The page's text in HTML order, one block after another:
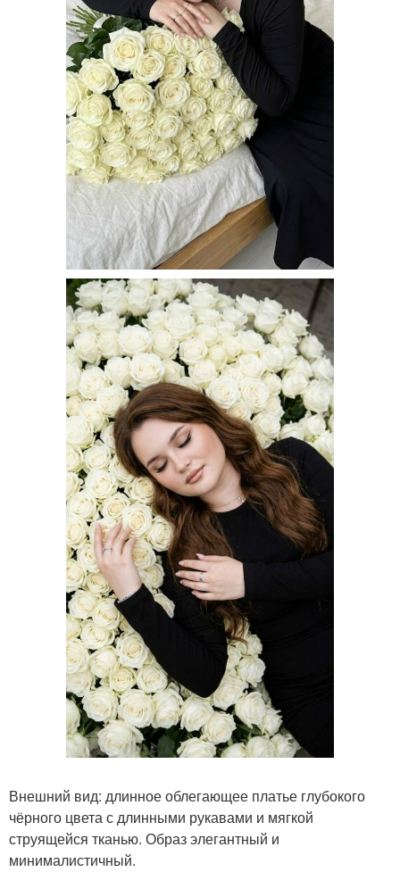
Внешний вид: длинное облегающее платье глубокого
чёрного цвета с длинными рукавами и мягкой
струящейся тканью. Образ элегантный и
минималистичный.